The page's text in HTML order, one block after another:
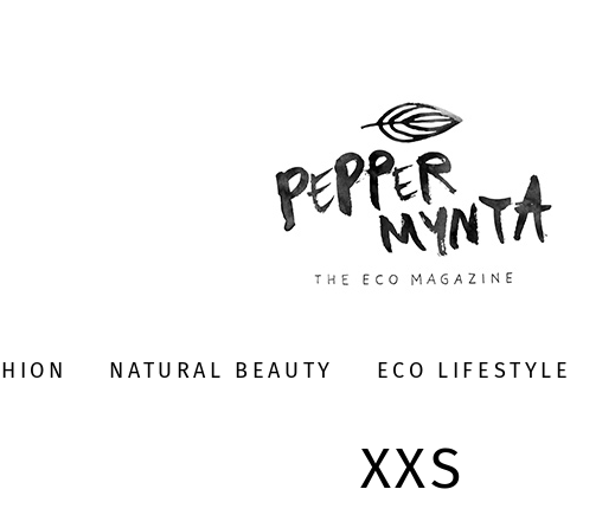
NATURAL BEAUTY ECO LIFESTYLE
XXS